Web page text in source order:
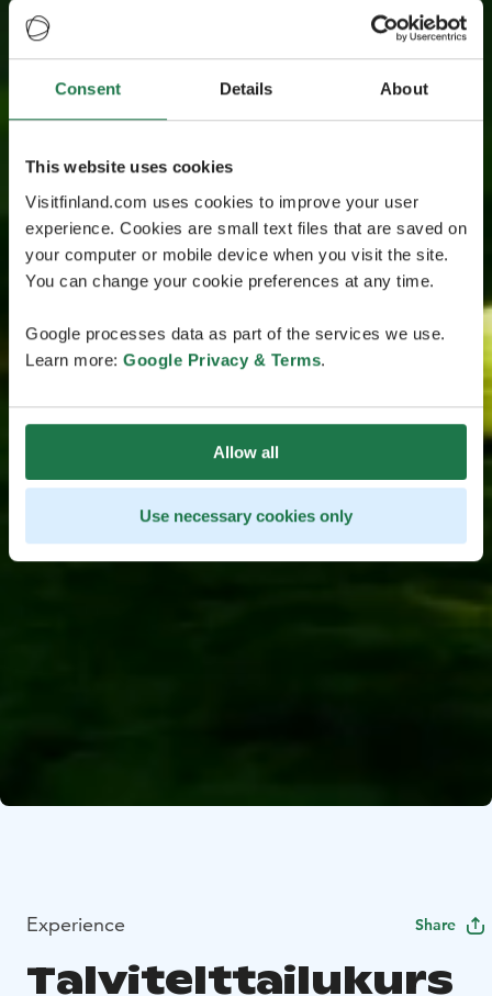
Consent Details About
This website uses cookies
Visitfinland.com uses cookies to improve your user
experience. Cookies are small text files that are saved on
your computer or mobile device when you visit the site.
You can change your cookie preferences at any time.
Google processes data as part of the services we use.
Learn more: Google Privacy & Terms.
Allow all
Use necessary cookies only
Experience Share
Talvitelttailukurs